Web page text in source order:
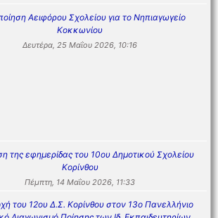
Αειφόρου Σχολείου για το Νηπιαγωγείο
Κοκκωνίου
Δευτέρα, 25 Μαΐου 2026, 10:16
της εφημερίδας του 10ου Δημοτικού Σχολείου
Κορίνθου
Πέμπτη, 14 Μαΐου 2026, 11:33
του 12ου Δ.Σ. Κορίνθου στον 13ο Πανελλήνιο